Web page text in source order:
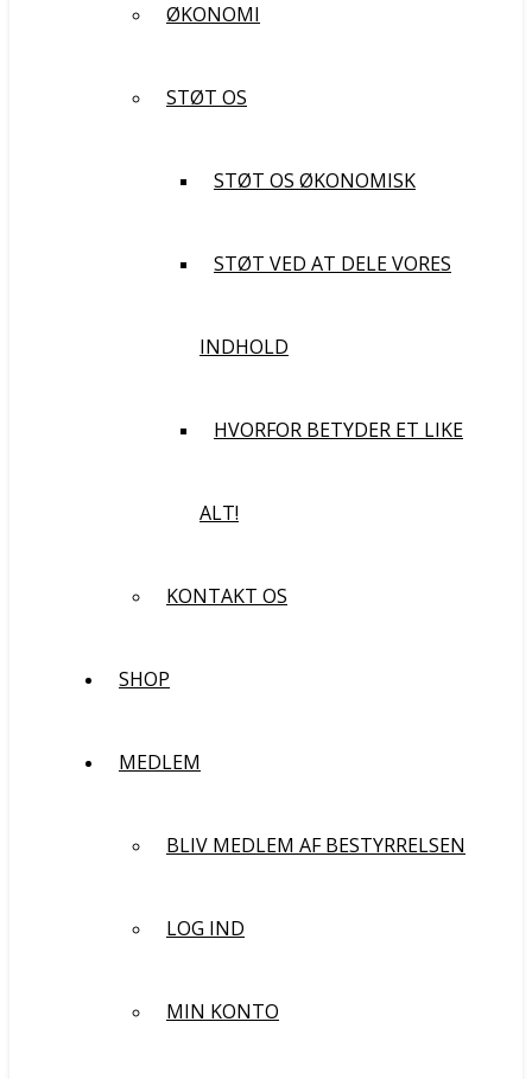
ØKONOMI
STØT OS
STØT OS ØKONOMISK
STØT VED AT DELE VORES
INDHOLD
HVORFOR BETYDER ET LIKE
ALT!
KONTAKT OS
SHOP
MEDLEM
BLIV MEDLEM AF BESTYRRELSEN
LOG IND
MIN KONTO